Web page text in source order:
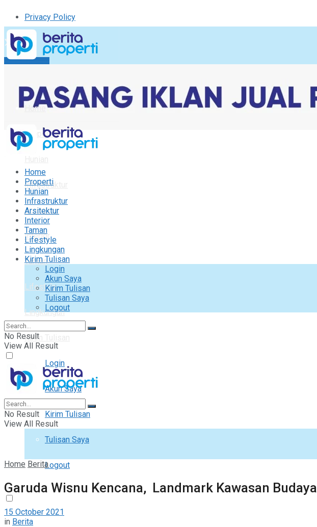
Privacy Policy
Kirim Tulisan
Logout
Home
Properti
Infrastruktur
Arsitektur
Interior
Taman
Lifestyle
Lingkungan
Kirim Tulisan
Login
Akun Saya
Kirim Tulisan
Tulisan Saya
Logout
Home
Properti
Hunian
Infrastruktur
Arsitektur
Interior
Taman
Lifestyle
Lingkungan
Kirim Tulisan
Login
Akun Saya
Kirim Tulisan
Tulisan Saya
Logout
No Result
View All Result
No Result
View All Result
Home Berita
Garuda Wisnu Kencana, Landmark Kawasan Budaya
15 October 2021
in Berita